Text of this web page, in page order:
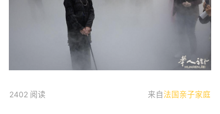
2402 阅读 来自法国亲子家庭